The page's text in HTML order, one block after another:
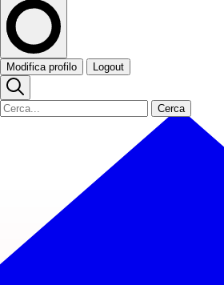
Modifica profilo Logout
Cerca